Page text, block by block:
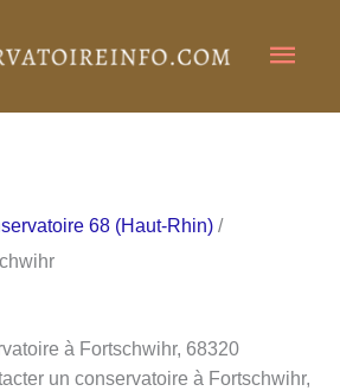
68 (Haut-Rhin) /
à Fortschwihr, 68320
un conservatoire à Fortschwihr,